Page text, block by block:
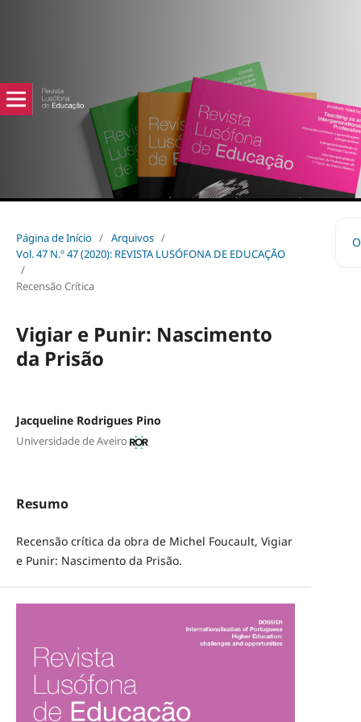
Página de Início / Arquivos /
Vol. 47 N.º 47 (2020): REVISTA LUSÓFONA DE EDUCAÇÃO
/
Recensão Crítica
Vigiar e Punir: Nascimento
da Prisão
Jacqueline Rodrigues Pino
Universidade de Aveiro
Resumo
Recensão crítica da obra de Michel Foucault, Vigiar
e Punir: Nascimento da Prisão.